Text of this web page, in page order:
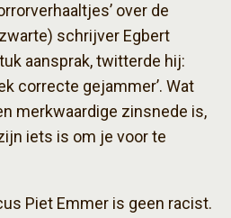
over de
schrijver Egbert
aansprak, twitterde hij:
correcte gejammer’. Wat
merkwaardige zinsnede is,
iets is om je voor te
Piet Emmer is geen racist.